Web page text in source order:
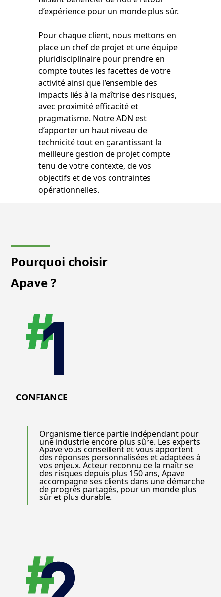
d’expérience pour un monde plus sûr.
Pour chaque client, nous mettons en
place un chef de projet et une équipe
pluridisciplinaire pour prendre en
compte toutes les facettes de votre
activité ainsi que l’ensemble des
impacts liés à la maîtrise des risques,
avec proximité efficacité et
pragmatisme. Notre ADN est
d’apporter un haut niveau de
technicité tout en garantissant la
meilleure gestion de projet compte
tenu de votre contexte, de vos
objectifs et de vos contraintes
opérationnelles.
Pourquoi choisir
Apave ?
CONFIANCE
Organisme tierce partie indépendant pour
une industrie encore plus sûre. Les experts
Apave vous conseillent et vous apportent
des réponses personnalisées et adaptées à
vos enjeux. Acteur reconnu de la maîtrise
des risques depuis plus 150 ans, Apave
accompagne ses clients dans une démarche
de progrès partagés, pour un monde plus
sûr et plus durable.